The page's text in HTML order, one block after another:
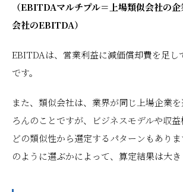
（EBITDAマルチプル＝上場類似会社の
会社のEBITDA）
EBITDAは、営業利益に減価償却費を足し
です。
また、類似会社は、業界が同じ上場企業
ろんのことですが、ビジネスモデルや収
どの類似性から選定するパターンもあり
のように選ぶかによって、算定結果は大き